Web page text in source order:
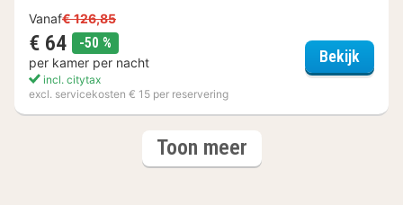
Vanaf€ 126,85
€ 64 -50 %
per kamer per nacht
incl. citytax
excl. servicekosten € 15 per reservering
Bekijk
Toon meerhotels